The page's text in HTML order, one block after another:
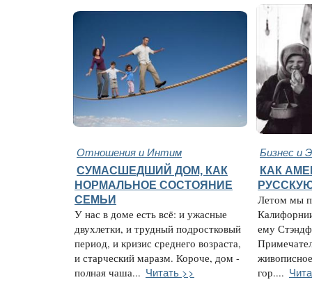
Отношения и Интим Бизнес и
СУМАСШЕДШИЙ ДОМ, КАК
НОРМАЛЬНОЕ СОСТОЯНИЕ
СЕМЬИ
У нас в доме есть всё: и ужасные
двухлетки, и трудный подростковый
период, и кризис среднего возраста,
и старческий маразм. Короче, дом -
полная чаша... Читать >>
КАК
Летом мы
ему
гор....